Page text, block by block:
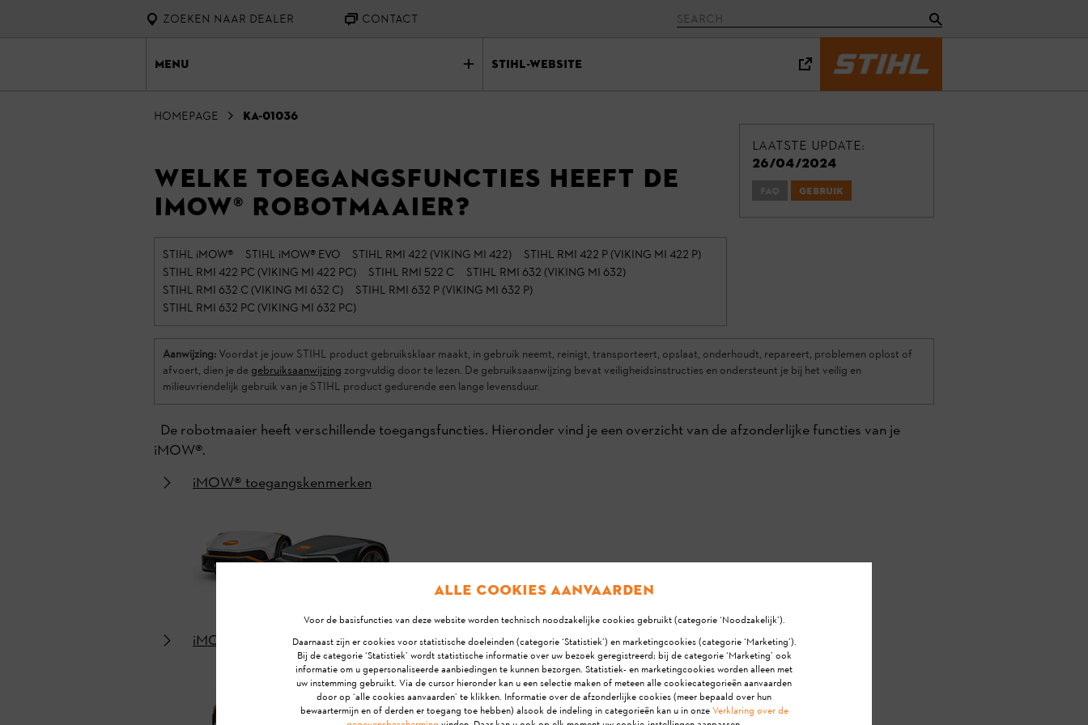
ZOEKEN NAAR DEALER CONTACT
Menu Stihl-website
homepage KA-01036
Welke toegangsfuncties heeft de
iMOW® robotmaaier?
STIHL iMOW® STIHL iMOW® EVO STIHL RMI 422 (VIKING MI 422)
STIHL RMI 422 P (VIKING MI 422 P)
STIHL RMI 422 PC (VIKING MI 422 PC)
STIHL RMI 522 C
STIHL RMI 632 (VIKING MI 632)
STIHL RMI 632 C (VIKING MI 632 C)
STIHL RMI 632 P (VIKING MI 632 P)
STIHL RMI 632 PC (VIKING MI 632 PC)
Laatste update:
26/04/2024
FAQ Gebruik
Aanwijzing: Voordat je jouw STIHL product gebruiksklaar maakt, in gebruik neemt, reinigt, transporteert, opslaat, onderhoudt, repareert, problemen oplost of
afvoert, dien je de gebruiksaanwijzing zorgvuldig door te lezen. De gebruiksaanwijzing bevat veiligheidsinstructies en ondersteunt je bij het veilig en
milieuvriendelijk gebruik van je STIHL product gedurende een lange levensduur.
De robotmaaier heeft verschillende toegangsfuncties. Hieronder vind je een overzicht van de afzonderlijke functies van je
iMOW®.
iMOW® toegangskenmerken
iMOW® RMI toegangskenmerken
Alle cookies aanvaarden
Voor de basisfuncties van deze website worden technisch noodzakelijke cookies gebruikt (categorie ‘Noodzakelijk’).
Daarnaast zijn er cookies voor statistische doeleinden (categorie ‘Statistiek’) en marketingcookies (categorie ‘Marketing’).
Bij de categorie ‘Statistiek’ wordt statistische informatie over uw bezoek geregistreerd; bij de categorie ‘Marketing’ ook
informatie om u gepersonaliseerde aanbiedingen te kunnen bezorgen. Statistiek- en marketingcookies worden alleen met
uw instemming gebruikt. Via de cursor hieronder kan u een selectie maken of meteen alle cookiecategorieën aanvaarden
door op ‘alle cookies aanvaarden’ te klikken. Informatie over de afzonderlijke cookies (meer bepaald over hun
bewaartermijn en of derden er toegang toe hebben) alsook de indeling in categorieën kan u in onzeVerklaring over de